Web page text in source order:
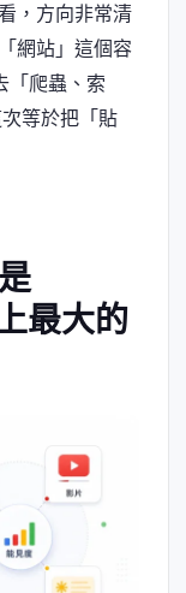
，方向非常清
網站」這個容
「爬蟲、索
等於把「貼
最大的